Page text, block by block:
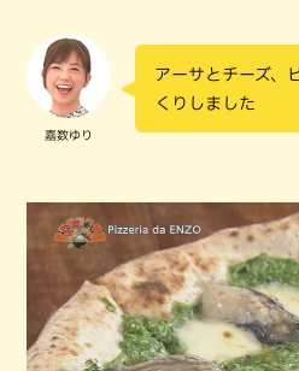
嘉数ゆり
アーサとチーズ、
くりしました